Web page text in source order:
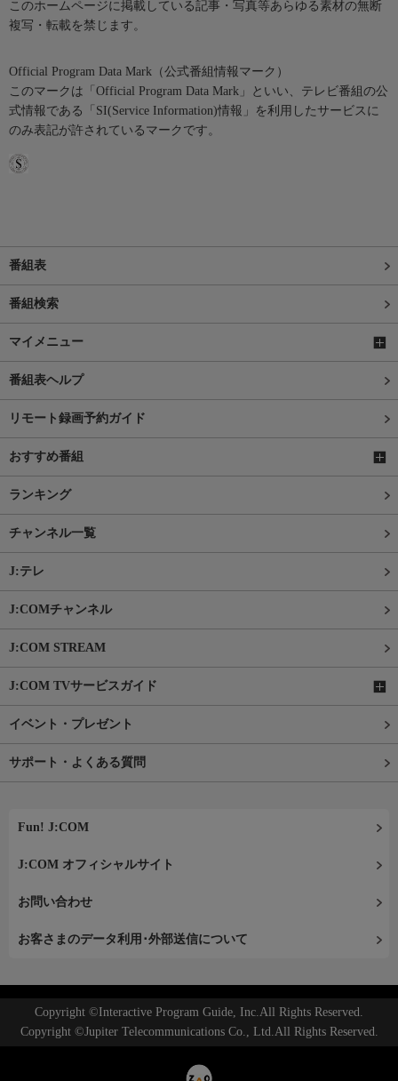
このホームページに掲載している記事・写真等あらゆる素材の無断
複写・転載を禁じます。
Official Program Data Mark（公式番組情報マーク）
このマークは「Official Program Data Mark」といい、テレビ番組の公
式情報である「SI(Service Information)情報」を利用したサービスに
のみ表記が許されているマークです。
番組表
番組検索
マイメニュー
番組表ヘルプ
リモート録画予約ガイド
おすすめ番組
ランキング
チャンネル一覧
J:テレ
J:COMチャンネル
J:COM STREAM
J:COM TVサービスガイド
イベント・プレゼント
サポート・よくある質問
Fun! J:COM
J:COM オフィシャルサイト
お問い合わせ
お客さまのデータ利用･外部送信について
Copyright ©Interactive Program Guide, Inc.All Rights Reserved.
Copyright ©Jupiter Telecommunications Co., Ltd.All Rights Reserved.